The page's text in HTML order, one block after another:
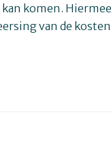
komen.
van de